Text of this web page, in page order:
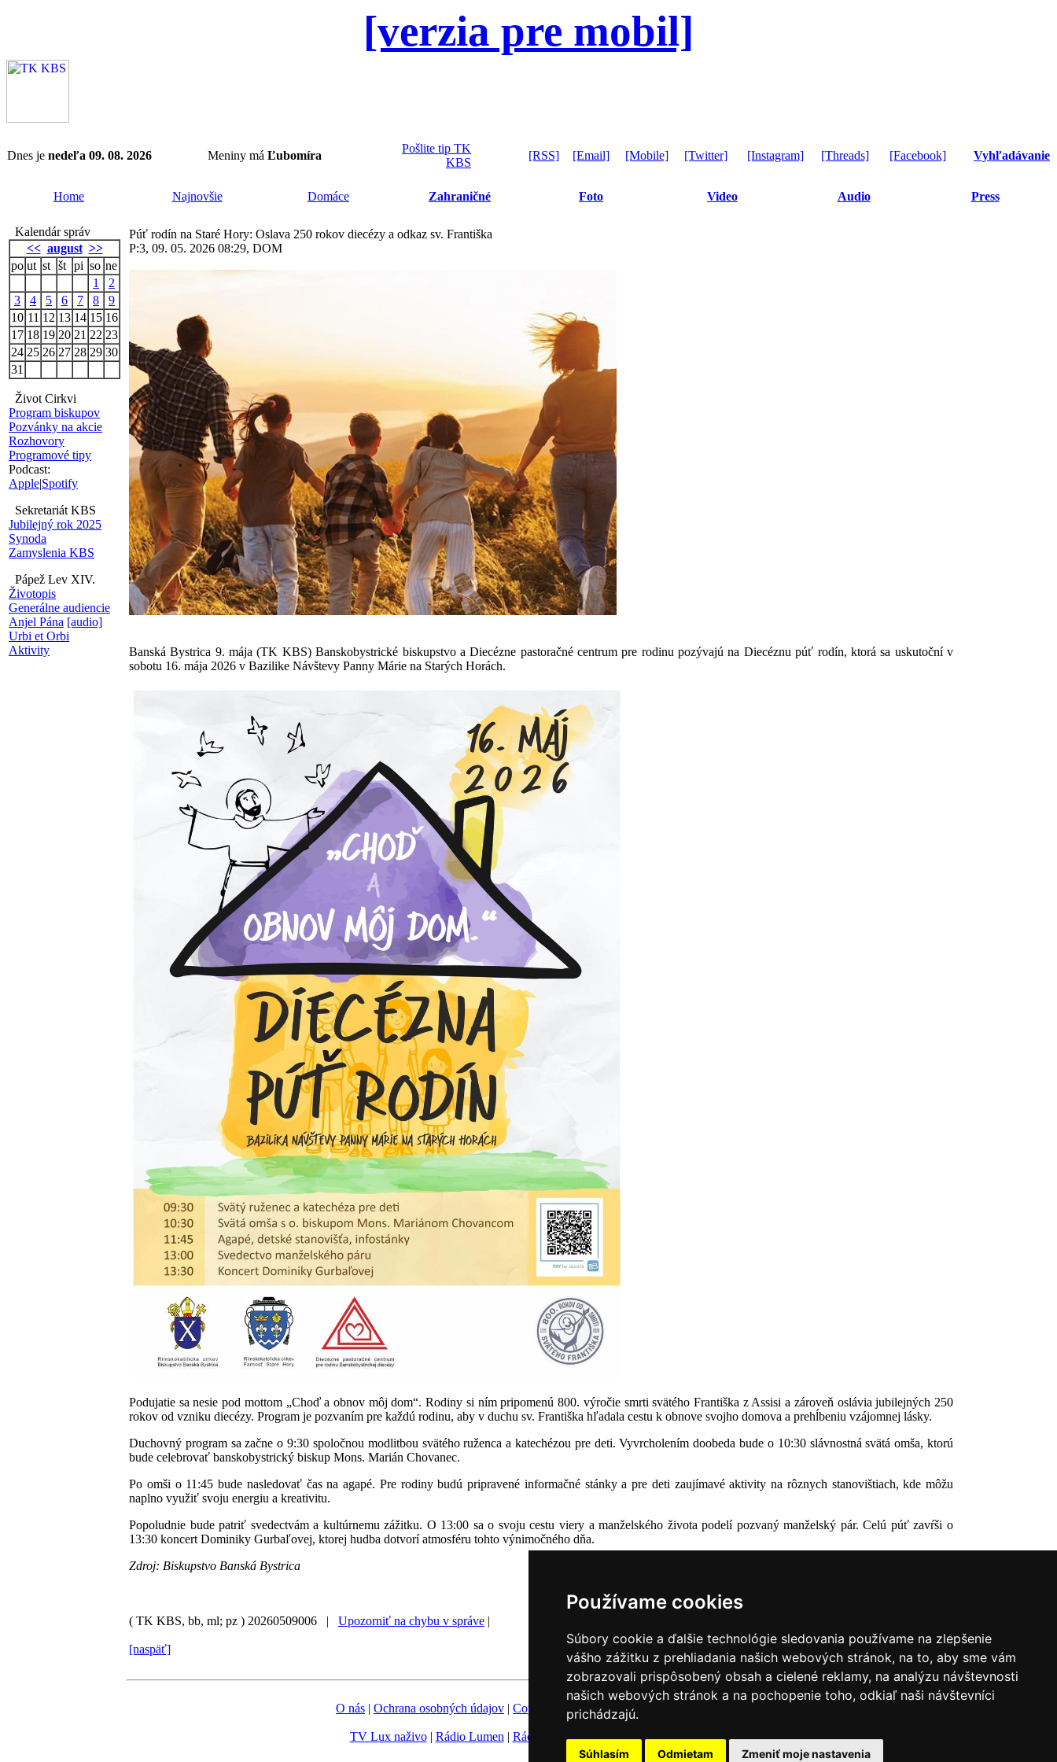
Používame cookies
Súbory cookie a ďalšie technológie sledovania používame na zlepšenie
vášho zážitku z prehliadania našich webových stránok, na to, aby sme vám
zobrazovali prispôsobený obsah a cielené reklamy, na analýzu návštevnosti
našich webových stránok a na pochopenie toho, odkiaľ naši návštevníci
prichádzajú.
Súhlasím Odmietam Zmeniť moje nastavenia
[verzia pre mobil]
Dnes je nedeľa 09. 08. 2026 Meniny má Ľubomíra
Pošlite tip TK
KBS
[RSS] [Email] [Mobile] [Twitter] [Instagram] [Threads] [Facebook] Vyhľadávanie
Home Najnovšie Domáce Zahraničné Foto Video Audio Press
Kalendár správ
<< august >>
po ut st št pi so ne
1
2
3
4 5 6 7 8
9
10 11 12 13 14 15 16
17 18 19 20 21 22 23
24 25 26 27 28 29 30
31
Život Cirkvi
Program biskupov
Pozvánky na akcie
Rozhovory
Programové tipy
Podcast:
Apple|Spotify
Sekretariát KBS
Jubilejný rok 2025
Synoda
Zamyslenia KBS
Pápež Lev XIV.
Životopis
Generálne audiencie
Anjel Pána [audio]
Urbi et Orbi
Aktivity
Púť rodín na Staré Hory: Oslava 250 rokov diecézy a odkaz sv. Františka
P:3, 09. 05. 2026 08:29, DOM
Banská Bystrica 9. mája (TK KBS) Banskobystrické biskupstvo a Diecézne pastoračné centrum pre rodinu pozývajú na Diecéznu púť rodín, ktorá sa uskutoční v
sobotu 16. mája 2026 v Bazilike Návštevy Panny Márie na Starých Horách.
Podujatie sa nesie pod mottom „Choď a obnov môj dom“. Rodiny si ním pripomenú 800. výročie smrti svätého Františka z Assisi a zároveň oslávia jubilejných 250
rokov od vzniku diecézy. Program je pozvaním pre každú rodinu, aby v duchu sv. Františka hľadala cestu k obnove svojho domova a prehĺbeniu vzájomnej lásky.
Duchovný program sa začne o 9:30 spoločnou modlitbou svätého ruženca a katechézou pre deti. Vyvrcholením doobeda bude o 10:30 slávnostná svätá omša, ktorú
bude celebrovať banskobystrický biskup Mons. Marián Chovanec.
Po omši o 11:45 bude nasledovať čas na agapé. Pre rodiny budú pripravené informačné stánky a pre deti zaujímavé aktivity na rôznych stanovištiach, kde môžu
naplno využiť svoju energiu a kreativitu.
Popoludnie bude patriť svedectvám a kultúrnemu zážitku. O 13:00 sa o svoju cestu viery a manželského života podelí pozvaný manželský pár. Celú púť zavŕši o
13:30 koncert Dominiky Gurbaľovej, ktorej hudba dotvorí atmosféru tohto výnimočného dňa.
Zdroj: Biskupstvo Banská Bystrica
( TK KBS, bb, ml; pz ) 20260509006 | Upozorniť na chybu v správe |
[naspäť]
O nás | Ochrana osobných údajov | Copyright Fotobanka |Hovorca KBS
TV Lux naživo| Rádio Lumen | Rádio Vatikán|SSV|Katolícke noviny|Výveska|Do kostola